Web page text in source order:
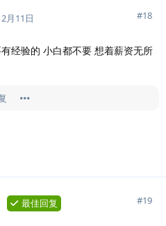
月11日 #18
经验的 小白都不要 想着薪资无所
#19
最佳回复